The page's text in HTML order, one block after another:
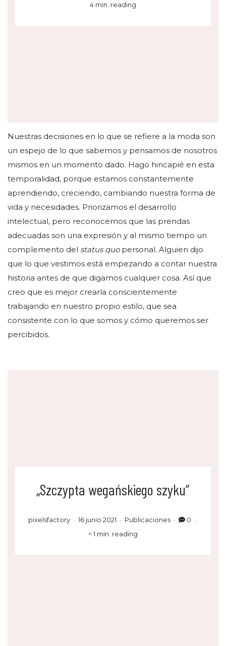
4 min. reading
Nuestras decisiones en lo que se refiere a la moda son
un espejo de lo que sabemos y pensamos de nosotros
mismos en un momento dado. Hago hincapié en esta
temporalidad, porque estamos constantemente
aprendiendo, creciendo, cambiando nuestra forma de
vida y necesidades. Priorizamos el desarrollo
intelectual, pero reconocemos que las prendas
adecuadas son una expresión y al mismo tiempo un
complemento del status quo personal. Alguien dijo
que lo que vestimos está empezando a contar nuestra
historia antes de que digamos cualquier cosa. Así que
creo que es mejor crearla conscientemente
trabajando en nuestro propio estilo, que sea
consistente con lo que somos y cómo queremos ser
percibidos.
„Szczypta wegańskiego szyku”
pixelsfactory 16 junio 2021 Publicaciones
0
< 1 min. reading